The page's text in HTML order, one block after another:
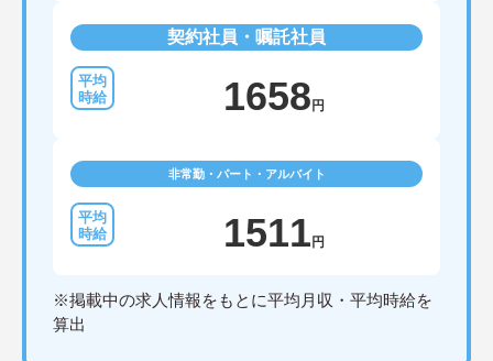
契約社員・嘱託社員
1658円
非常勤・パート・アルバイト
1511円
※掲載中の求人情報をもとに平均月収・平均時給を
算出